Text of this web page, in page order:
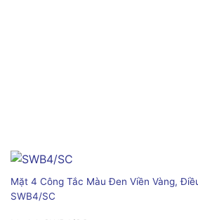
Mặt 4 Công Tắc Màu Đen Viền Vàng,
SWB4/SC